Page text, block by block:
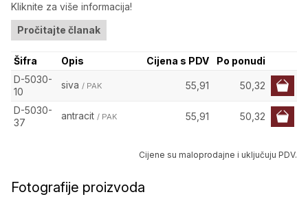
Kliknite za više informacija!
Pročitajte članak
Šifra Opis Cijena s PDV
Po ponudi
D-5030-
10
siva / PAK 55,91 50,32
D-5030-
37
antracit / PAK 55,91 50,32
Cijene su maloprodajne i uključuju PDV.
Fotografije proizvoda